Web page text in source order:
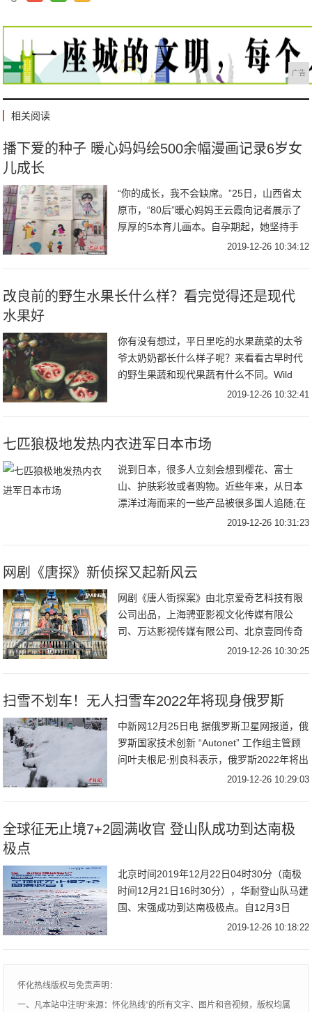
广告
相关阅读
播下爱的种子 暖心妈妈绘500余幅漫画记录6岁女
儿成长
“你的成长，我不会缺席。”25日，山西省太
原市，“80后”暖心妈妈王云霞向记者展示了
厚厚的5本育儿画本。自孕期起，她坚持手
绘，用500余幅原创漫画，记录了6岁女儿的
2019-12-26 10:34:12
改良前的野生水果长什么样？看完觉得还是现代
水果好
你有没有想过，平日里吃的水果蔬菜的太爷
爷太奶奶都长什么样子呢？来看看古早时代
的野生果蔬和现代果蔬有什么不同。Wild
watermelons 野生西瓜Modern2019-12-26 10:32:41
七匹狼极地发热内衣进军日本市场
说到日本，很多人立刻会想到樱花、富士
山、护肤彩妆或者购物。近些年来，从日本
漂洋过海而来的一些产品被很多国人追随;在
吸收日本优秀产品和经验的同时，我国的产
2019-12-26 10:31:23
网剧《唐探》新侦探又起新风云
网剧《唐人街探案》由北京爱奇艺科技有限
公司出品，上海骋亚影视文化传媒有限公
司、万达影视传媒有限公司、北京壹同传奇
影视文化有限公司联合出品，陈思诚监制，
2019-12-26 10:30:25
扫雪不划车！无人扫雪车2022年将现身俄罗斯
中新网12月25日电 据俄罗斯卫星网报道，俄
罗斯国家技术创新 “Autonet” 工作组主管顾
问叶夫根尼⋅别良科表示，俄罗斯2022年将出
现可以清扫路边汽车下方冰雪，而不划伤汽
2019-12-26 10:29:03
全球征无止境7+2圆满收官 登山队成功到达南极
极点
北京时间2019年12月22日04时30分（南极
时间12月21日16时30分），华耐登山队马建
国、宋强成功到达南极极点。自12月3日
起，华耐登山队历时19天完成了7+2最终站
2019-12-26 10:18:22
怀化热线版权与免责声明：
一、凡本站中注明“来源：怀化热线”的所有文字、图片和音视频，版权均属